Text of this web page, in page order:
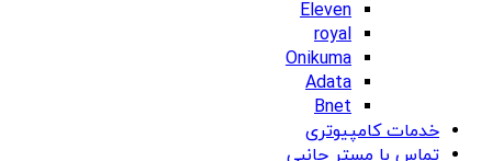
Eleven
royal
Onikuma
Adata
Bnet
خدمات کامپیوتری
تماس با مستر جانبی